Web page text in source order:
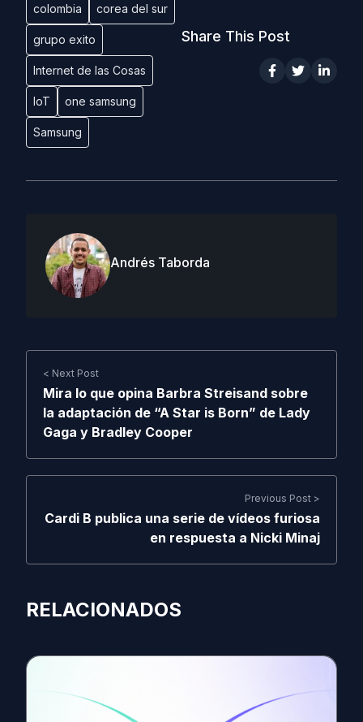
colombia corea del sur
grupo exito
Internet de las Cosas
IoT one samsung
Samsung
Share This Post
Andrés Taborda
< Next Post
Mira lo que opina Barbra Streisand sobre
la adaptación de “A Star is Born” de Lady
Gaga y Bradley Cooper
Previous Post >
Cardi B publica una serie de vídeos furiosa
en respuesta a Nicki Minaj
RELACIONADOS